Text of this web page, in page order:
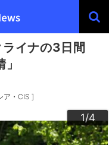
ライナの3日間
ア・CIS ]
1/4
2/4
3/4
4/4